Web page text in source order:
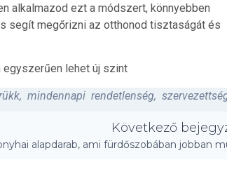
alkalmazod ezt a módszert, könnyebben
segít megőrizni az otthonod tisztaságát és
egyszerűen lehet új szint
, mindennapi rendetlenség,
Következő